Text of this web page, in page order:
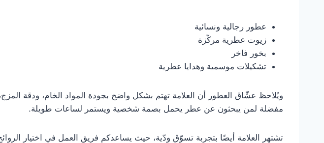
عطور رجالية ونسائية
زيوت عطرية مركّزة
بخور فاخر
تشكيلات موسمية وهدايا عطرية
ويُلاحظ عشّاق العطور أن العلامة تهتم بشكل واضح بجودة المواد الخام، ودقة
مفضلة لمن يبحثون عن عطر يحمل بصمة شخصية ويستمر لساعات طويلة.
تشتهر العلامة أيضًا بتجربة تسوّق ودّية، حيث يساعدكم فريق العمل في اختيار